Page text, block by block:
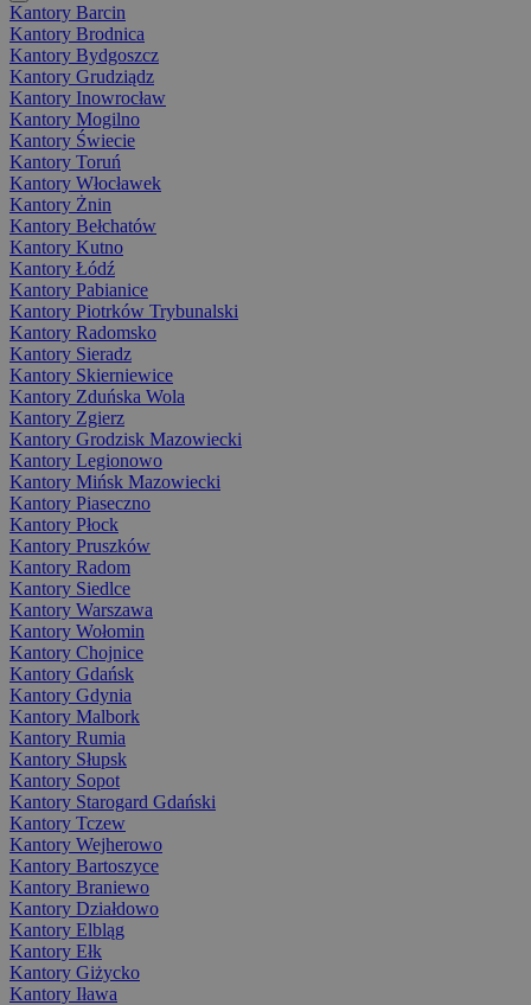
Kantory Barcin
Kantory Brodnica
Kantory Bydgoszcz
Kantory Grudziądz
Kantory Inowrocław
Kantory Mogilno
Kantory Świecie
Kantory Toruń
Kantory Włocławek
Kantory Żnin
Kantory Bełchatów
Kantory Kutno
Kantory Łódź
Kantory Pabianice
Kantory Piotrków Trybunalski
Kantory Radomsko
Kantory Sieradz
Kantory Skierniewice
Kantory Zduńska Wola
Kantory Zgierz
Kantory Grodzisk Mazowiecki
Kantory Legionowo
Kantory Mińsk Mazowiecki
Kantory Piaseczno
Kantory Płock
Kantory Pruszków
Kantory Radom
Kantory Siedlce
Kantory Warszawa
Kantory Wołomin
Kantory Chojnice
Kantory Gdańsk
Kantory Gdynia
Kantory Malbork
Kantory Rumia
Kantory Słupsk
Kantory Sopot
Kantory Starogard Gdański
Kantory Tczew
Kantory Wejherowo
Kantory Bartoszyce
Kantory Braniewo
Kantory Działdowo
Kantory Elbląg
Kantory Ełk
Kantory Giżycko
Kantory Iława